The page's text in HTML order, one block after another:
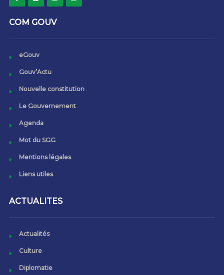
COM GOUV
eGouv
Gouv’Actu
Nouvelle constitution
Le Gouvernement
Agenda
Mot du SGG
Mentions légales
Liens utiles
ACTUALITES
Actualités
Culture
Diplomatie